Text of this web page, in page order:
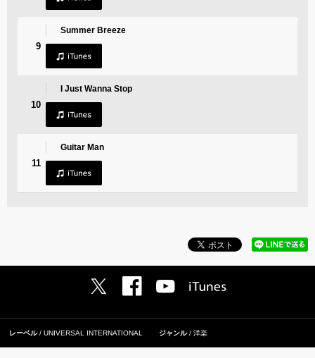
9
Summer Breeze
10
I Just Wanna Stop
11
Guitar Man
レーベル UNIVERSAL INTERNATIONAL ジャンル 洋楽